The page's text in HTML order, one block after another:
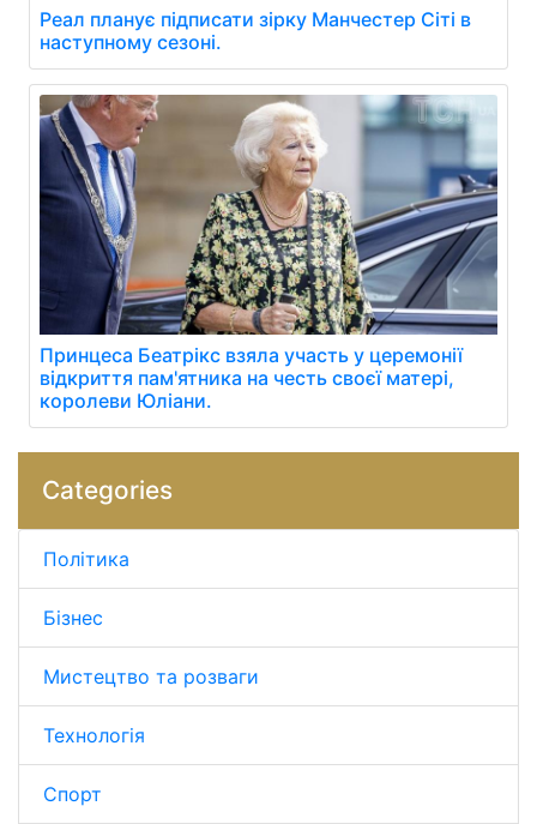
Реал планує підписати зірку Манчестер Сіті в
наступному сезоні.
Принцеса Беатрікс взяла участь у церемонії
відкриття пам'ятника на честь своєї матері,
королеви Юліани.
Categories
Політика
Бізнес
Мистецтво та розваги
Технологія
Спорт